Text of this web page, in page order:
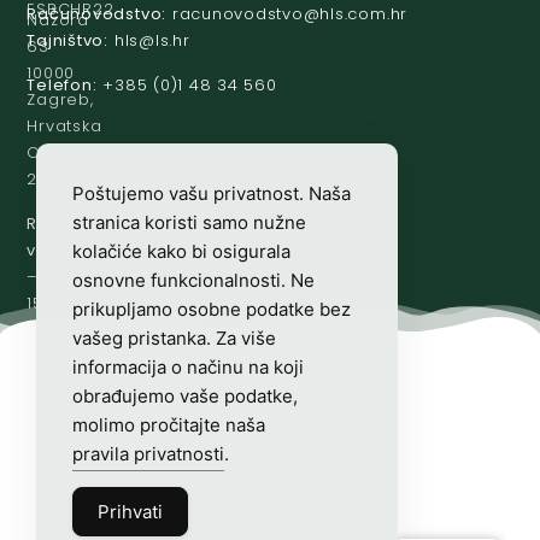
Nazora
63
10000
Zagreb,
Hrvatska
OIB-
28817560444
Radno
vrijeme:7:00
–
15:00
ESBCHR22
Računovodstvo:
rh.moc.slh
@ovtsdovonucar
Tajništvo:
rh.sl
@slh
Telefon: +385 (0)1 48 34 560
Poštujemo vašu privatnost. Naša
stranica koristi samo nužne
kolačiće kako bi osigurala
osnovne funkcionalnosti. Ne
prikupljamo osobne podatke bez
vašeg pristanka. Za više
informacija o načinu na koji
obrađujemo vaše podatke,
molimo pročitajte naša
pravila privatnosti.
Prihvati